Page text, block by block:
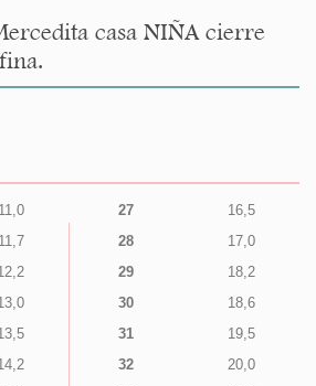
casa NIÑA cierre
11,0
11,7
27
16,5
28
17,0
29
18,2
30
18,6
31
19,5
32
20,0